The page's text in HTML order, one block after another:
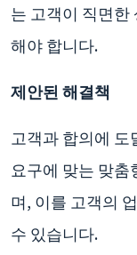
는 고객이 직면한
해야 합니다.
제안된 해결책
고객과 합의에
요구에 맞는 맞
며, 이를 고객의
수 있습니다.